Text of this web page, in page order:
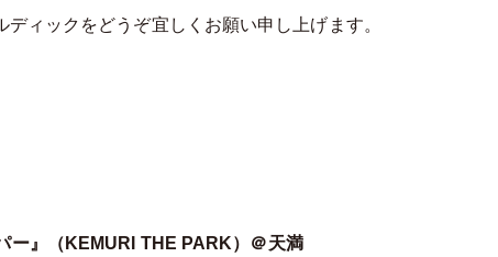
ィックをどうぞ宜しくお願い申し上げます。
ー』（KEMURI THE PARK）＠天満